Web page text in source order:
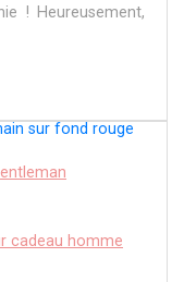
! Heureusement,
cadeau homme